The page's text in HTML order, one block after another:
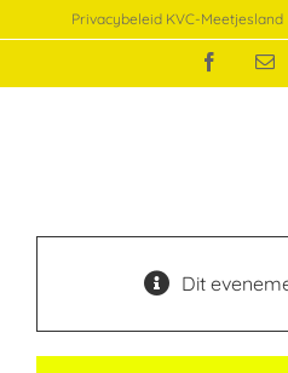
naar
Privacybeleid KVC-Meetjesland
Facebook
E-
Dit